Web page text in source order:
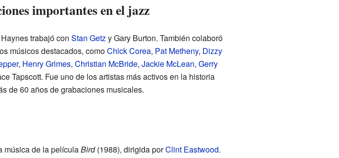
importantes en el jazz
trabajó con Stan Getzy Gary Burton. También colaboró
músicos destacados, comoChick Corea, Pat Metheny, Dizzy
, Henry Grimes, Christian McBride, Jackie McLean, Gerry
Tapscott. Fue uno de los artistas más activos en la historia
de 60 años de grabaciones musicales.
música de la películaBird(1988), dirigida porClint Eastwood.